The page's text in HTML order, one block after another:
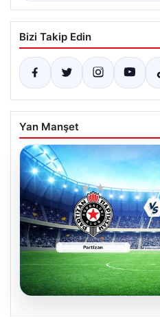
Bizi Takip Edin
Yan Manşet